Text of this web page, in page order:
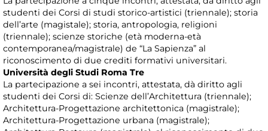
studenti dei Corsi di studi storico-artistici (triennale); storia
dell’arte (magistale); storia, antropologia, religioni
(triennale); scienze storiche (età moderna-età
contemporanea/magistrale) de “La Sapienza” al
riconoscimento di due crediti formativi universitari.
Università degli Studi Roma Tre
La partecipazione a sei incontri, attestata, dà diritto agli
studenti dei Corsi di: Scienze dell’Architettura (triennale);
Architettura-Progettazione architettonica (magistrale);
Architettura-Progettazione urbana (magistrale);